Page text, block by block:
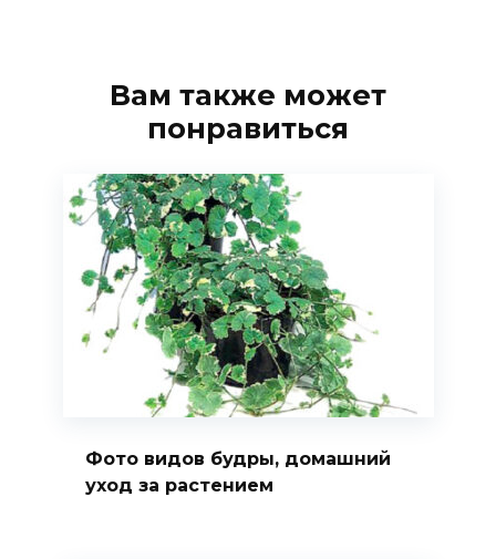
Вам также может
понравиться
Фото видов будры, домашний
уход за растением